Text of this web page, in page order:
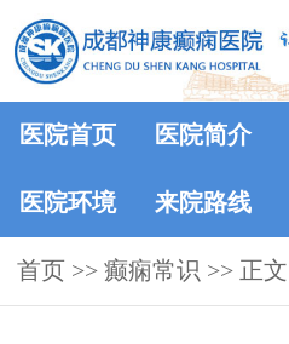
医院首页 医院简介
医院环境 来院路线
首页 >> 癫痫常识 >> 正文